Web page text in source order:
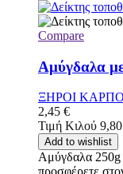
Compare
Αμύγδαλα
ΞΗΡΟΙ
2,45 €
Τιμή Κιλού 9,80
Add to wishlist
Αμύγδαλα 250g